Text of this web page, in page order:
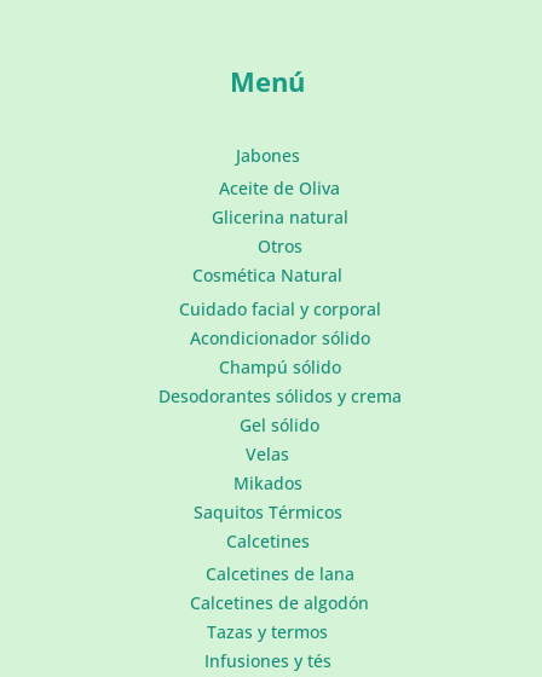
Menú
Jabones
Aceite de Oliva
Glicerina natural
Otros
Cosmética Natural
Cuidado facial y corporal
Acondicionador sólido
Champú sólido
Desodorantes sólidos y crema
Gel sólido
Velas
Mikados
Saquitos Térmicos
Calcetines
Calcetines de lana
Calcetines de algodón
Tazas y termos
Infusiones y tés